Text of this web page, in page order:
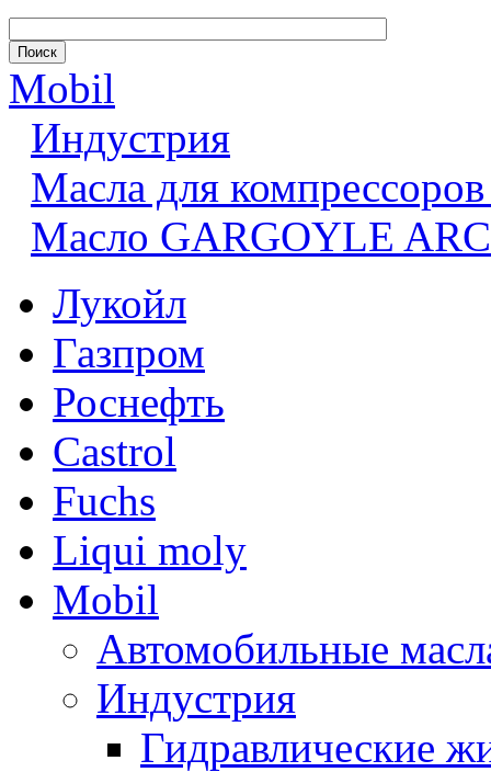
Mobil
Индустрия
Масла для
Масло GARGOYLE
Лукойл
Газпром
Роснефть
Castrol
Fuchs
Liqui moly
Mobil
Автомобильные
Индустрия
Гидравлические